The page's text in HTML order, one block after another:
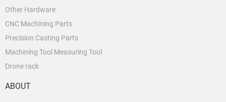
Other Hardware
CNC Machining Parts
Precision Casting Parts
Machining Tool Measuring Tool
Drone rack
ABOUT